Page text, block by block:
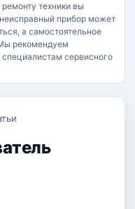
техники вы
прибор может
а самостоятельное
рекомендуем
сервисного